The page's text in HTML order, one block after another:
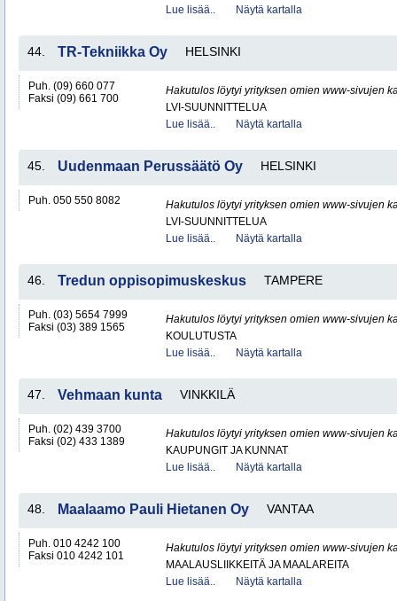
Lue lisää..
Näytä kartalla
44. TR-Tekniikka Oy HELSINKI
Puh. (09) 660 077
Faksi (09) 661 700
Hakutulos löytyi yrityksen omien www-sivujen
LVI-SUUNNITTELUA
Lue lisää..
Näytä kartalla
45. Uudenmaan Perussäätö Oy HELSINKI
Puh. 050 550 8082
Hakutulos löytyi yrityksen omien www-sivujen
LVI-SUUNNITTELUA
Lue lisää..
Näytä kartalla
46. Tredun oppisopimuskeskus TAMPERE
Puh. (03) 5654 7999
Faksi (03) 389 1565
Hakutulos löytyi yrityksen omien www-sivujen
KOULUTUSTA
Lue lisää..
Näytä kartalla
47. Vehmaan kunta VINKKILÄ
Puh. (02) 439 3700
Faksi (02) 433 1389
Hakutulos löytyi yrityksen omien www-sivujen
KAUPUNGIT JA KUNNAT
Lue lisää..
Näytä kartalla
48. Maalaamo Pauli Hietanen Oy VANTAA
Puh. 010 4242 100
Faksi 010 4242 101
Hakutulos löytyi yrityksen omien www-sivujen
MAALAUSLIIKKEITÄ JA MAALAREITA
Lue lisää..
Näytä kartalla